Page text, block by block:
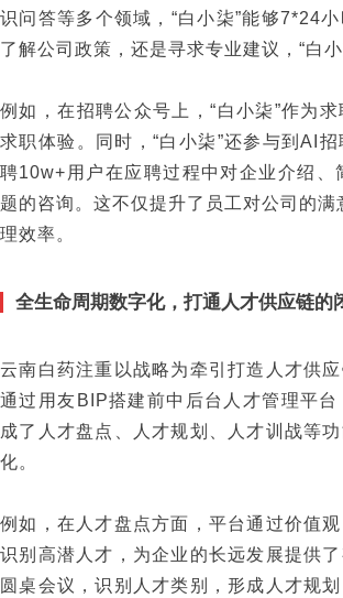
识问答等多个领域，“白小柒”能够7*24
了解公司政策，还是寻求专业建议，“白
例如，在招聘公众号上，“白小柒”作为
求职体验。同时，“白小柒”还参与到AI
聘10w+用户在应聘过程中对企业介绍
题的咨询。这不仅提升了员工对公司的
理效率。
全生命周期数字化，打通人才供应链的
云南白药注重以战略为牵引打造人才供
通过用友BIP搭建前中后台人才管理平
成了人才盘点、人才规划、人才训战等
化。
例如，在人才盘点方面，平台通过价值
识别高潜人才，为企业的长远发展提供
圆桌会议，识别人才类别，形成人才规